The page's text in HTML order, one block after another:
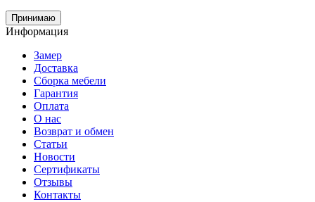
Принимаю
Информация
Замер
Доставка
Сборка мебели
Гарантия
Оплата
О нас
Возврат и обмен
Статьи
Новости
Сертификаты
Отзывы
Контакты